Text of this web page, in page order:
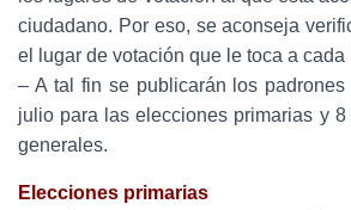
ciudadano. Por eso, se aconseja
el lugar de votación que le toca a cada
– A tal fin se publicarán los
julio para las elecciones primarias y
generales.
Elecciones primarias